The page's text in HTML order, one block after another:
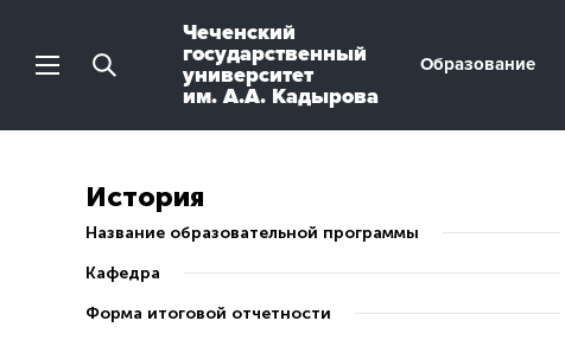
Чеченский
государственный
университет
им. А.А. Кадырова
Образование
История
Название образовательной программы
Кафедра
Форма итоговой отчетности